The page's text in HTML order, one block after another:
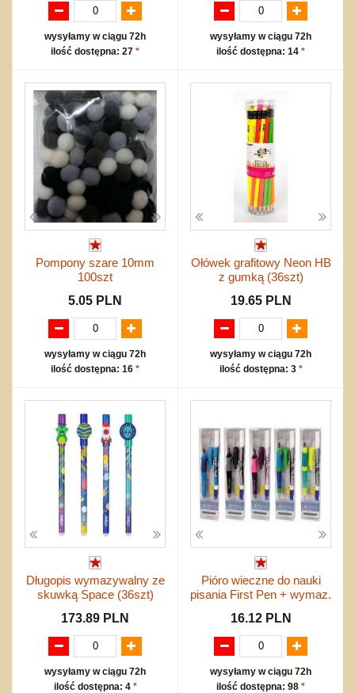
wysyłamy w ciągu 72h
ilość dostępna: 27 *
wysyłamy w ciągu 72h
ilość dostępna: 14 *
Pompony szare 10mm
100szt
5.05 PLN
wysyłamy w ciągu 72h
ilość dostępna: 16 *
Ołówek grafitowy Neon HB
z gumką (36szt)
19.65 PLN
wysyłamy w ciągu 72h
ilość dostępna: 3 *
Długopis wymazywalny ze
skuwką Space (36szt)
173.89 PLN
wysyłamy w ciągu 72h
ilość dostępna: 4 *
Pióro wieczne do nauki
pisania First Pen + wymaz.
16.12 PLN
wysyłamy w ciągu 72h
ilość dostępna: 98 *